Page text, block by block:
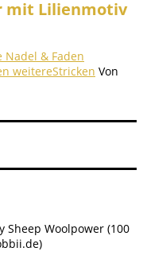
mit Lilienmotiv
Nadel & Faden
weitereStricken Von
Sheep Woolpower (100